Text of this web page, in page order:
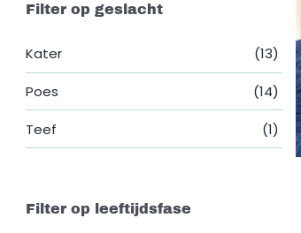
Filter op geslacht
Kater (13)
Poes (14)
Teef (1)
Filter op leeftijdsfase